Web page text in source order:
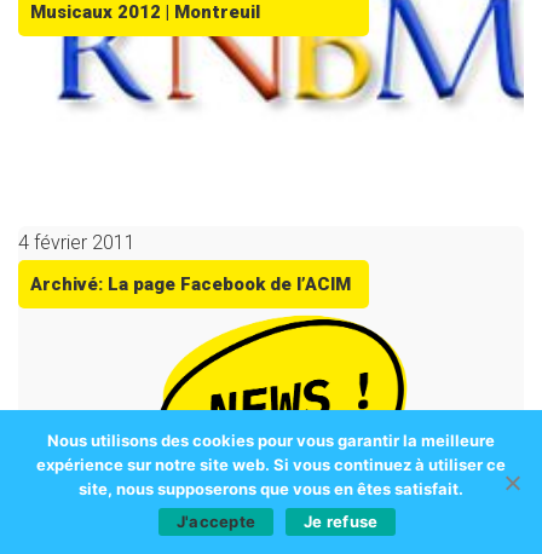
Musicaux 2012 | Montreuil
4 février 2011
Archivé: La page Facebook de l’ACIM
Nous utilisons des cookies pour vous garantir la meilleure
expérience sur notre site web. Si vous continuez à utiliser ce
site, nous supposerons que vous en êtes satisfait.
J'accepte
Je refuse